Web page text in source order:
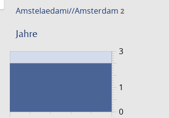
Amstelaedami//Amsterdam 2
Jahre
0
3
1